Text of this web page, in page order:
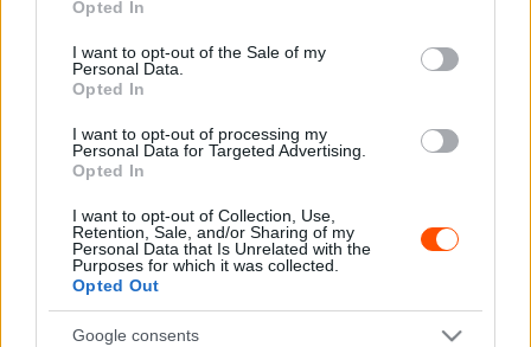
use your data for below specified purposes in below Google
consent section.
Opted In
I want to opt-out of the Sale of my
Personal Data.
Opted In
I want to opt-out of processing my
Personal Data for Targeted Advertising.
Opted In
I want to opt-out of Collection, Use,
Retention, Sale, and/or Sharing of my
Personal Data that Is Unrelated with the
Purposes for which it was collected.
Opted Out
Google consents
majd Fancsik Gergely által is vezetett Lada VFTS-t, és ha
minden jól megy, a következő szezonban erről már az
ORB2-ben is meggyőződhetünk.